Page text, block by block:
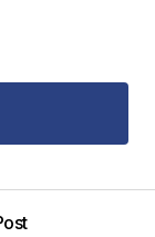
para
Oscuro